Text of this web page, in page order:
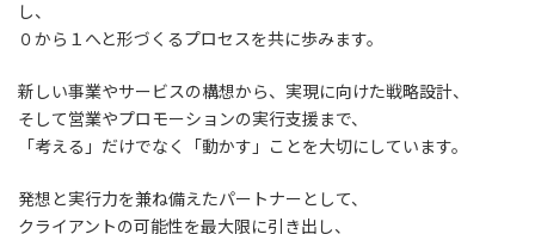
し、
０から１へと形づくるプロセスを共に歩みます。
新しい事業やサービスの構想から、実現に向けた戦略設計、
そして営業やプロモーションの実行支援まで、
「考える」だけでなく「動かす」ことを大切にしています。
発想と実行力を兼ね備えたパートナーとして、
クライアントの可能性を最大限に引き出し、